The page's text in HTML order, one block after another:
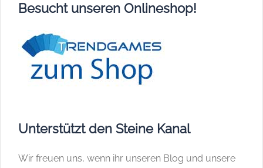
Besucht unseren Onlineshop!
Unterstützt den Steine Kanal
Wir freuen uns, wenn ihr unseren Blog und unsere